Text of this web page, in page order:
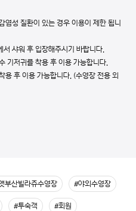
염성 질환이 있는 경우 이용이 제한 됩니
샤워 후 입장해주시기 바랍니다.
기저귀를 착용 후 이용 가능합니다.
용 후 이용 가능합니다. (수영장 전용 외
부산빌라쥬수영장 #야외수영장
#투숙객 #회원